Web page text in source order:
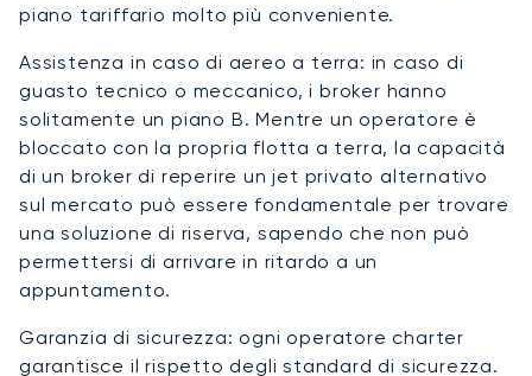
piano tariffario molto più conveniente.
Assistenza in caso di aereo a terra: in caso di
guasto tecnico o meccanico, i broker hanno
solitamente un piano B. Mentre un operatore è
bloccato con la propria flotta a terra, la capacità
di un broker di reperire un jet privato alternativo
sul mercato può essere fondamentale per trovare
una soluzione di riserva, sapendo che non può
permettersi di arrivare in ritardo a un
appuntamento.
Garanzia di sicurezza: ogni operatore charter
garantisce il rispetto degli standard di sicurezza.